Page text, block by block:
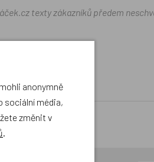
texty zákazníků předem
anonymně
sociální média,
změnit v
.